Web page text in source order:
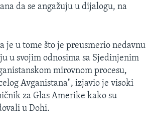
da se angažuju u dijalogu, na
je u tome što je preusmerio nedavnu
u svojim odnosima sa Sjedinjenim
mirovnom procesu,
Avganistana", izjavio je visoki
za Glas Amerike kako su
u Dohi.